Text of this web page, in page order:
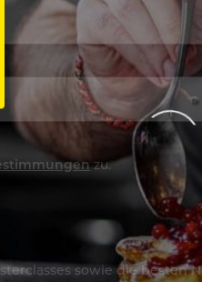
zu.
sowie die